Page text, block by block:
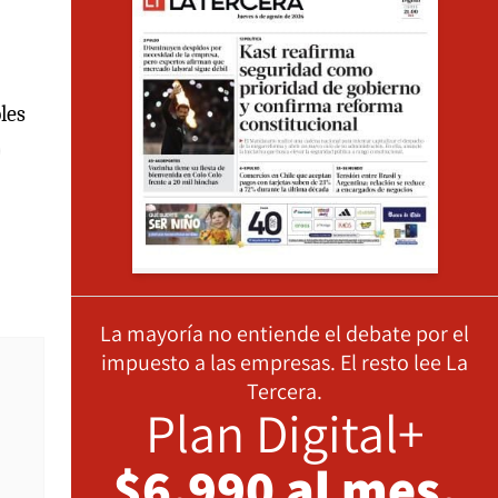
La mayoría no entiende el debate por el
impuesto a las empresas. El resto lee La
Tercera.
Plan Digital+